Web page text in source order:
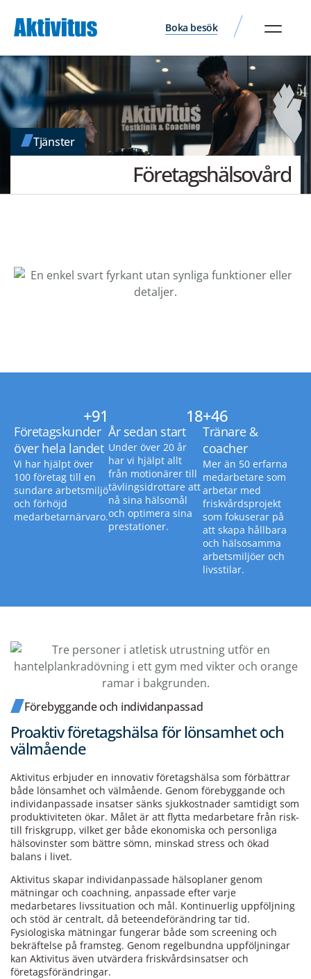
Boka besök
Tjänster
Företagshälsovård
+91
Företagskunder
över hela landet
Vi har hjälpt över
100 företag till en
sundare arbetsmiljö
och förhöjd
medarbetarnärvaro.
18
År sedan start
Under över 20 år
har vi hjälpt allt
från motionärer till
tävlingsidrottare att
nå sina hälsomål
och optimera sina
prestationer.
+46
Tränare &
coacher
Mer än 50 erfarna
medarbetare som
arbetar med
friskvårdsprojekt
som fokuserar på
att skapa hållbara
och hälsosamma
arbetsmiljöer och
livsstilar.
Förebyggande och individanpassad
Proaktiv företagshälsa för lönsamhet och
välmående
Aktivitus erbjuder en innovativ företagshälsa som förbättrar
både lönsamhet och välmående. Genom förebyggande och
individanpassade insatser sänks sjukkostnader samtidigt som
produktiviteten ökar. Målet är att flytta medarbetare från risk-
till friskgrupp, vilket ger både ekonomiska och personliga
hälsovinster som bättre sömn, minskad stress och ökad
balans i livet.
Aktivitus skapar individanpassade hälsoplaner genom
mätningar och coachning, anpassade efter varje
medarbetares livssituation och mål. Kontinuerlig uppföljning
och stöd är centralt, då beteendeförändring tar tid.
Fysiologiska mätningar fungerar både som screening och
bekräftelse på framsteg. Genom regelbundna uppföljningar
kan Aktivitus även utvärdera friskvårdsinsatser och
företagsförändringar.